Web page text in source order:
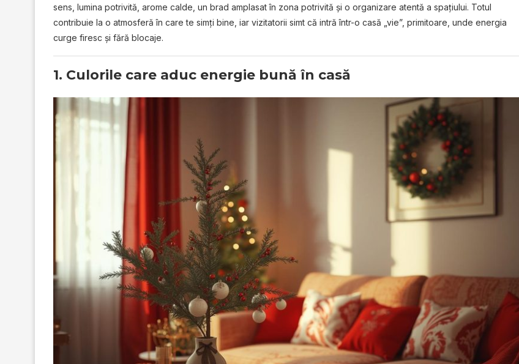
sens, lumina potrivită, arome calde, un brad amplasat în zona potrivită și o organizare atentă a spațiului. Totul
contribuie la o atmosferă în care te simți bine, iar vizitatorii simt că intră într-o casă „vie”, primitoare, unde energia
curge firesc și fără blocaje.
1. Culorile care aduc energie bună în casă